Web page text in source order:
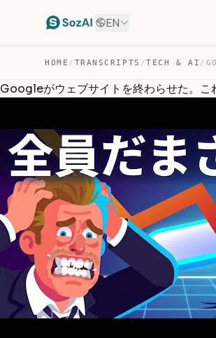
EN
HOME / TRANSCRIPTS /TECH & AI /
Googleがウェブサイトを終わらせた。こ